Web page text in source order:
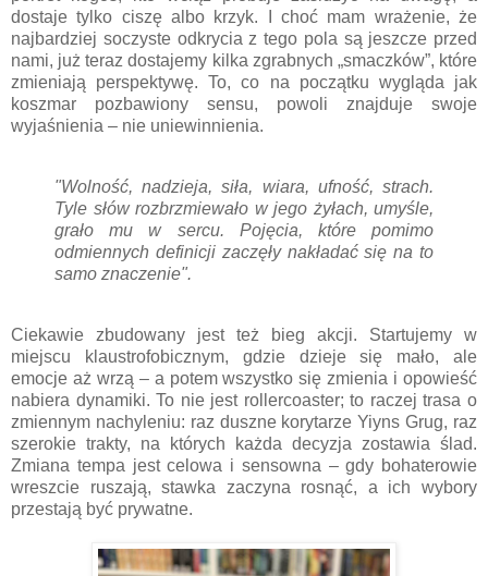
dostaje tylko ciszę albo krzyk. I choć mam wrażenie, że
najbardziej soczyste odkrycia z tego pola są jeszcze przed
nami, już teraz dostajemy kilka zgrabnych „smaczków”, które
zmieniają perspektywę. To, co na początku wygląda jak
koszmar pozbawiony sensu, powoli znajduje swoje
wyjaśnienia – nie uniewinnienia.
"Wolność, nadzieja, siła, wiara, ufność, strach.
Tyle słów rozbrzmiewało w jego żyłach, umyśle,
grało mu w sercu. Pojęcia, które pomimo
odmiennych definicji zaczęły nakładać się na to
samo znaczenie".
Ciekawie zbudowany jest też bieg akcji. Startujemy w
miejscu klaustrofobicznym, gdzie dzieje się mało, ale
emocje aż wrzą – a potem wszystko się zmienia i opowieść
nabiera dynamiki. To nie jest rollercoaster; to raczej trasa o
zmiennym nachyleniu: raz duszne korytarze Yiyns Grug, raz
szerokie trakty, na których każda decyzja zostawia ślad.
Zmiana tempa jest celowa i sensowna – gdy bohaterowie
wreszcie ruszają, stawka zaczyna rosnąć, a ich wybory
przestają być prywatne.